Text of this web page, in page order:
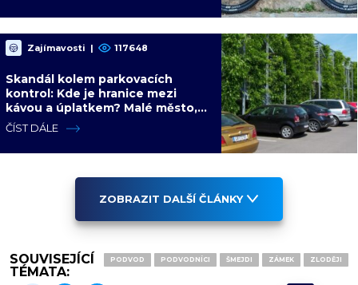
Zajímavosti | 117648
Skandál kolem parkovacích
kontrol: Kde je hranice mezi
kávou a úplatkem? Malé město,
malá výhoda, velký problém
ČÍST DÁLE
ZOBRAZIT DALŠÍ ČLÁNKY
SOUVISEJÍCÍ
TÉMATA:
PODVOD PODVODNÍCI ŠMEJDI ZÁMEK ZLODĚJI